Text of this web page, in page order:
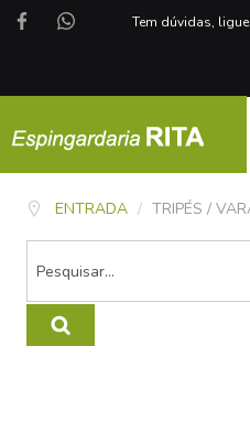
Tem dúvidas,
ENTRADA / TRIPÉS /